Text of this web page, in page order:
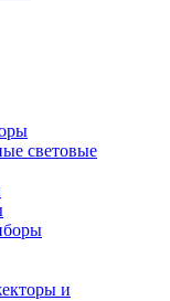
световые
и